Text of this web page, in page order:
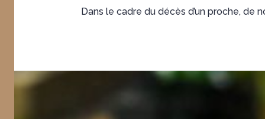
Dans le cadre du décès d’un proche,